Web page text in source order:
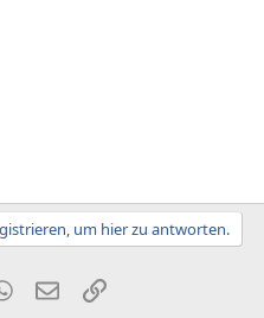
um hier zu antworten.
WhatsApp
E-MailLink